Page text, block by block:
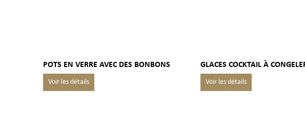
POTS EN VERRE AVEC DES BONBONS GLACES COCKTAIL À